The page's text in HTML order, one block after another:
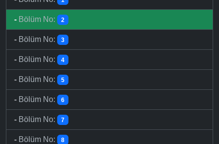
- Bölüm No: 2
- Bölüm No: 3
- Bölüm No: 4
- Bölüm No: 5
- Bölüm No: 6
- Bölüm No: 7
- Bölüm No: 8